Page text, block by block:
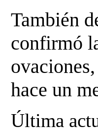
También
confirmó
hace un
Última